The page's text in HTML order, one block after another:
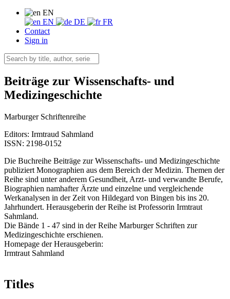
EN
EN
DE
FR
Contact
Sign in
Beiträge zur Wissenschafts- und
Medizingeschichte
Marburger Schriftenreihe
Editors: Irmtraud Sahmland
ISSN: 2198-0152
Die Buchreihe Beiträge zur Wissenschafts- und Medizingeschichte
publiziert Monographien aus dem Bereich der Medizin. Themen der
Reihe sind unter anderem Gesundheit, Arzt- und verwandte Berufe,
Biographien namhafter Ärzte und einzelne und vergleichende
Werkanalysen in der Zeit von Hildegard von Bingen bis ins 20.
Jahrhundert. Herausgeberin der Reihe ist Professorin Irmtraut
Sahmland.
Die Bände 1 - 47 sind in der Reihe Marburger Schriften zur
Medizingeschichte erschienen.
Homepage der Herausgeberin:
Irmtraut Sahmland
Titles